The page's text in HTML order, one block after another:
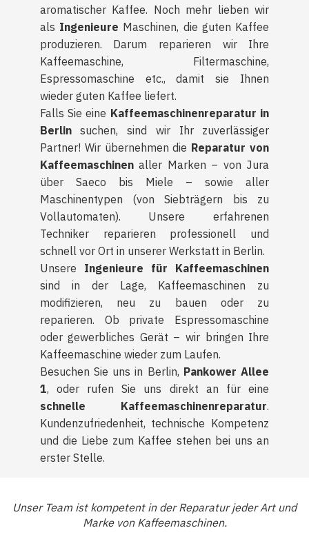
aromatischer Kaffee. Noch mehr lieben wir
als Ingenieure Maschinen, die guten Kaffee
produzieren. Darum reparieren wir Ihre
Kaffeemaschine, Filtermaschine,
Espressomaschine etc., damit sie Ihnen
wieder guten Kaffee liefert.
Falls Sie eine Kaffeemaschinenreparatur in
Berlinsuchen, sind wir Ihr zuverlässiger
Partner! Wir übernehmen die Reparatur von
Kaffeemaschinenaller Marken – von Jura
über Saeco bis Miele – sowie aller
Maschinentypen (von Siebträgern bis zu
Vollautomaten). Unsere erfahrenen
Techniker reparieren professionell und
schnell vor Ort in unserer Werkstatt in Berlin.
Unsere Ingenieure für Kaffeemaschinen
sind in der Lage, Kaffeemaschinen zu
modifizieren, neu zu bauen oder zu
reparieren. Ob private Espressomaschine
oder gewerbliches Gerät – wir bringen Ihre
Kaffeemaschine wieder zum Laufen.
Besuchen Sie uns in Berlin, Pankower Allee
1, oder rufen Sie uns direkt an für eine
schnelle Kaffeemaschinenreparatur.
Kundenzufriedenheit, technische Kompetenz
und die Liebe zum Kaffee stehen bei uns an
erster Stelle.
Unser Team ist kompetent in der Reparatur jeder Art und
Marke von Kaffeemaschinen.